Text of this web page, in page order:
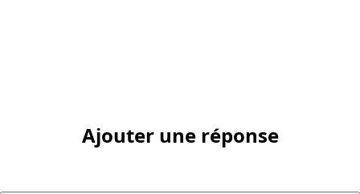
Ajouter une réponse